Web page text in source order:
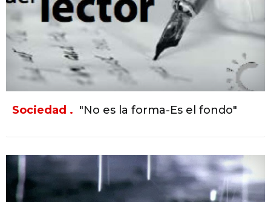
Sociedad . "No es la forma-Es el fondo"